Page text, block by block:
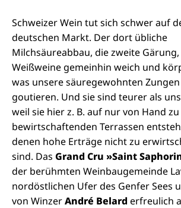
Schweizer Wein tut sich schwer auf
deutschen Markt. Der dort übliche
Milchsäureabbau, die zweite
Weißweine gemeinhin weich und
was unsere säuregewohnten
goutieren. Und sie sind teurer als
weil sie hier z. B. auf nur von Hand zu
bewirtschaftenden Terrassen
denen hohe Erträge nicht zu
sind. Das Grand Cru »Saint
der berühmten Weinbaugemeinde
nordöstlichen Ufer des Genfer Sees
von WinzerAndré Belard erfreulich